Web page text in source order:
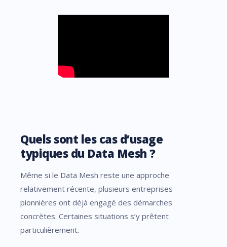
Quels sont les cas d’usage
typiques du Data Mesh ?
Même si le Data Mesh reste une approche
relativement récente, plusieurs entreprises
pionnières ont déjà engagé des démarches
concrètes. Certaines situations s’y prêtent
particulièrement.